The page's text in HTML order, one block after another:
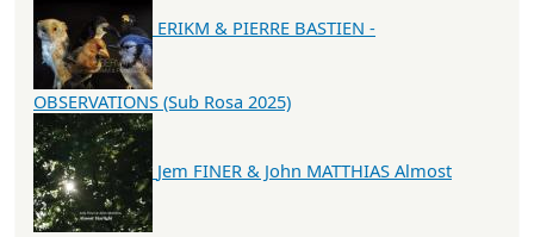
ERIKM & PIERRE BASTIEN -
OBSERVATIONS (Sub Rosa 2025)
Jem FINER & John MATTHIAS Almost